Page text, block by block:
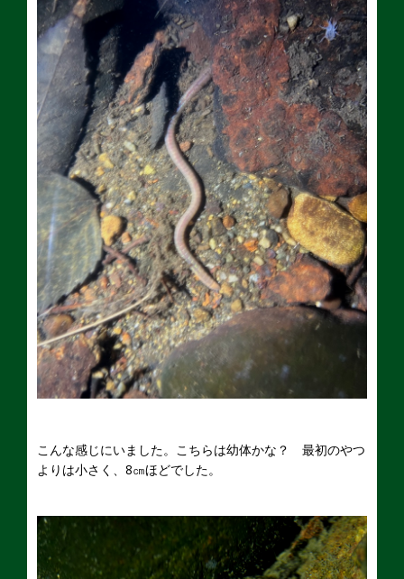
こんな感じにいました。こちらは幼体かな？ 最初のやつ
よりは小さく、8㎝ほどでした。